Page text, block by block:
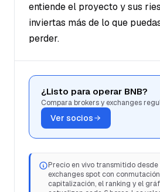
entiende el proyecto y sus
inviertas más de lo que
perder.
¿Listo para operar BNB?
Compara brokers y exchanges
Ver socios
Precio en vivo transmitido
exchanges spot con
capitalización, el ranking y el